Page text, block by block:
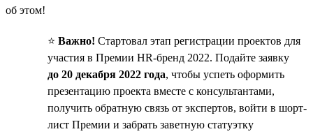
об этом!
⭐️ Важно! Стартовал этап регистрации проектов для
участия в Премии HR-бренд 2022. Подайте заявку
до 20 декабря 2022 года, чтобы успеть оформить
презентацию проекта вместе с консультантами,
получить обратную связь от экспертов, войти в шорт-
лист Премии и забрать заветную статуэтку